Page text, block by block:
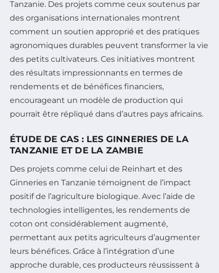
Tanzanie. Des projets comme ceux soutenus par
des organisations internationales montrent
comment un soutien approprié et des pratiques
agronomiques durables peuvent transformer la vie
des petits cultivateurs. Ces initiatives montrent
des résultats impressionnants en termes de
rendements et de bénéfices financiers,
encourageant un modèle de production qui
pourrait être répliqué dans d’autres pays africains.
ÉTUDE DE CAS : LES GINNERIES DE LA
TANZANIE ET DE LA ZAMBIE
Des projets comme celui de Reinhart et des
Ginneries en Tanzanie témoignent de l’impact
positif de l’agriculture biologique. Avec l’aide de
technologies intelligentes, les rendements de
coton ont considérablement augmenté,
permettant aux petits agriculteurs d’augmenter
leurs bénéfices. Grâce à l’intégration d’une
approche durable, ces producteurs réussissent à